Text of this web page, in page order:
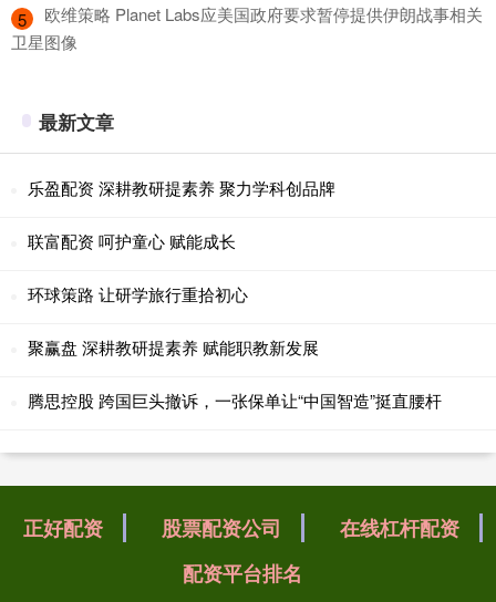
5
​欧维策略 Planet Labs应美国政府要求暂停提供伊朗战事相关
卫星图像
最新文章
乐盈配资 深耕教研提素养 聚力学科创品牌
联富配资 呵护童心 赋能成长
环球策路 让研学旅行重拾初心
聚赢盘 深耕教研提素养 赋能职教新发展
腾思控股 跨国巨头撤诉，一张保单让“中国智造”挺直腰杆
正好配资 股票配资公司
在线杠杆配资
配资平台排名